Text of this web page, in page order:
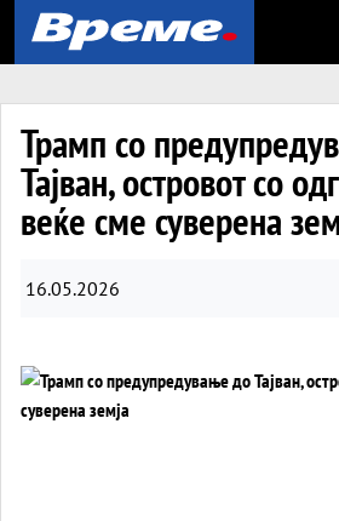
Трамп со
Тајван, островот со
веќе сме суверена
16.05.2026